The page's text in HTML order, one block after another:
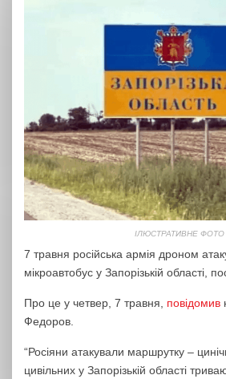
ІЛЮСТРАТИВНЕ ФОТО
7 травня російська армія дроном
мікроавтобус у Запорізькій області,
Про це у четвер, 7 травня, повідомив
Федоров.
“Росіяни атакували маршрутку –
цивільних у Запорізькій області